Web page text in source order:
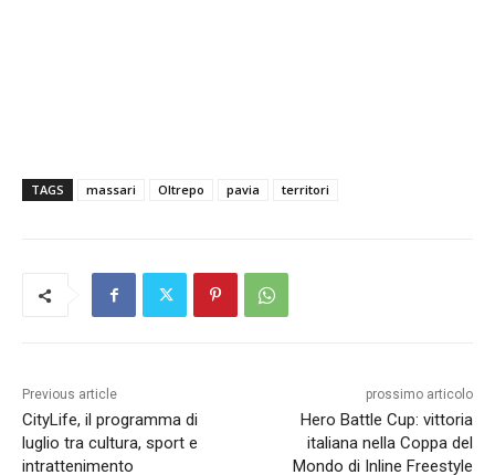
TAGS massari Oltrepo pavia territori
Previous article
CityLife, il programma di
luglio tra cultura, sport e
intrattenimento
prossimo articolo
Hero Battle Cup: vittoria
italiana nella Coppa del
Mondo di Inline Freestyle